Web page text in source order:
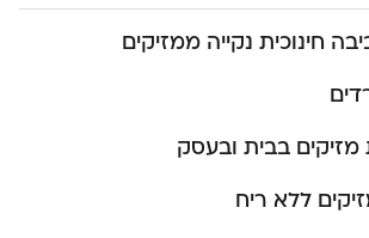
חינוכית נקייה ממזיקים
מזיקים בבית ובעסק
ללא ריח